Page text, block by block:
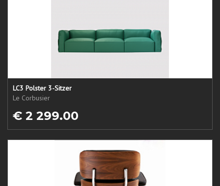
LC3 Polster 3-Sitzer
Le Corbusier
€ 2 299.00